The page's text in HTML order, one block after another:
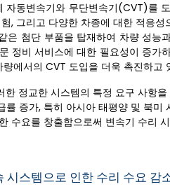
자동변속기와 무단변속기(CVT)를
, 그리고 다양한 차종에 대한 적응
은 첨단 부품을 탑재하여 차량 성
정비 서비스에 대한 필요성이 증
에서의 CVT 도입을 더욱 촉진하고
한 정교한 시스템의 특정 요구 사항
률 증가, 특히 아시아 태평양 및 북
수요를 창출함으로써 변속기 수리
시스템으로 인한 수리 수요 감